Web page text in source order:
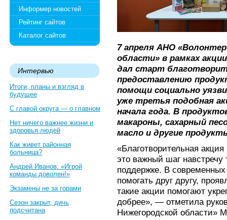
Информер новостей
Рейтинг сайтов
Каталог сайтов
Интервью
Итоги, планы и взгляд в
будущее
С главой округа — о главном
Нет ничего важнее жизни и
здоровья людей
Как живет районная
больница?
Андрей Иванов: «Игрой
команды доволен!»
Экзамены не за горами
Сезон закрыт, дичь
подсчитана
7 апреля АНО
области» в рамках
дал старт
предоставлению
помощи социально
уже третья подобная
начала года. В
макароны, сахарный
масло и другие
«Благотворительная
это важный шаг навстречу
поддержке. В
помогать друг другу,
такие акции помогают
добрее», — отметила
Нижегородской области»